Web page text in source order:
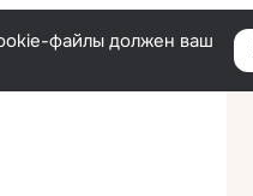
Русскийфайлы должен ваш